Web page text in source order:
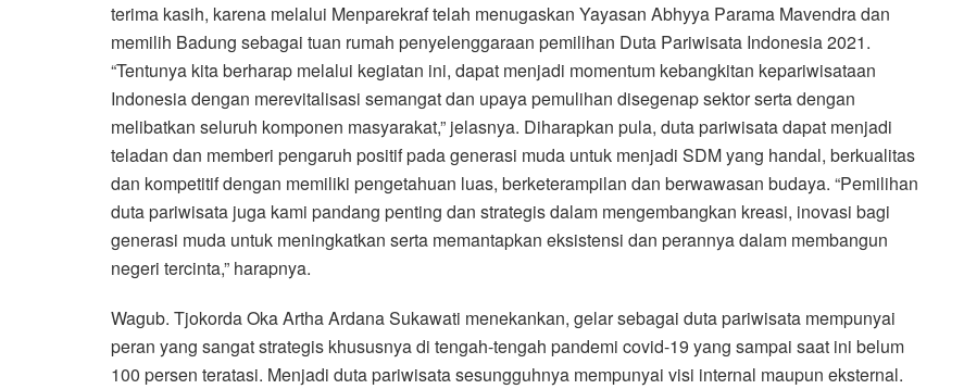
terima kasih, karena melalui Menparekraf telah menugaskan Yayasan Abhyya Parama Mavendra dan
memilih Badung sebagai tuan rumah penyelenggaraan pemilihan Duta Pariwisata Indonesia 2021.
“Tentunya kita berharap melalui kegiatan ini, dapat menjadi momentum kebangkitan kepariwisataan
Indonesia dengan merevitalisasi semangat dan upaya pemulihan disegenap sektor serta dengan
melibatkan seluruh komponen masyarakat,” jelasnya. Diharapkan pula, duta pariwisata dapat menjadi
teladan dan memberi pengaruh positif pada generasi muda untuk menjadi SDM yang handal, berkualitas
dan kompetitif dengan memiliki pengetahuan luas, berketerampilan dan berwawasan budaya. “Pemilihan
duta pariwisata juga kami pandang penting dan strategis dalam mengembangkan kreasi, inovasi bagi
generasi muda untuk meningkatkan serta memantapkan eksistensi dan perannya dalam membangun
negeri tercinta,” harapnya.
Wagub. Tjokorda Oka Artha Ardana Sukawati menekankan, gelar sebagai duta pariwisata mempunyai
peran yang sangat strategis khususnya di tengah-tengah pandemi covid-19 yang sampai saat ini belum
100 persen teratasi. Menjadi duta pariwisata sesungguhnya mempunyai visi internal maupun eksternal.